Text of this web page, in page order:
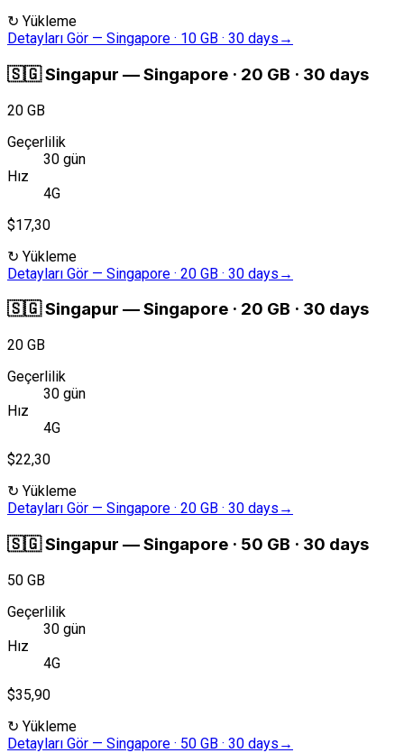
↻ Yükleme
Detayları Gör — Singapore · 10 GB · 30 days →
🇸🇬Singapur —Singapore · 20 GB · 30 days
20 GB
Geçerlilik
30 gün
Hız
4G
$17,30
↻ Yükleme
Detayları Gör — Singapore · 20 GB · 30 days →
🇸🇬Singapur —Singapore · 20 GB · 30 days
20 GB
Geçerlilik
30 gün
Hız
4G
$22,30
↻ Yükleme
Detayları Gör — Singapore · 20 GB · 30 days →
🇸🇬Singapur —Singapore · 50 GB · 30 days
50 GB
Geçerlilik
30 gün
Hız
4G
$35,90
↻ Yükleme
Detayları Gör — Singapore · 50 GB · 30 days →